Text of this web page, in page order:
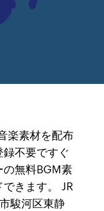
楽素材を配布
不要ですぐ
無料BGM素
きます。 JR
駿河区東静